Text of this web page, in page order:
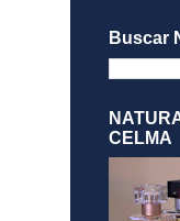
Buscar
CELMA